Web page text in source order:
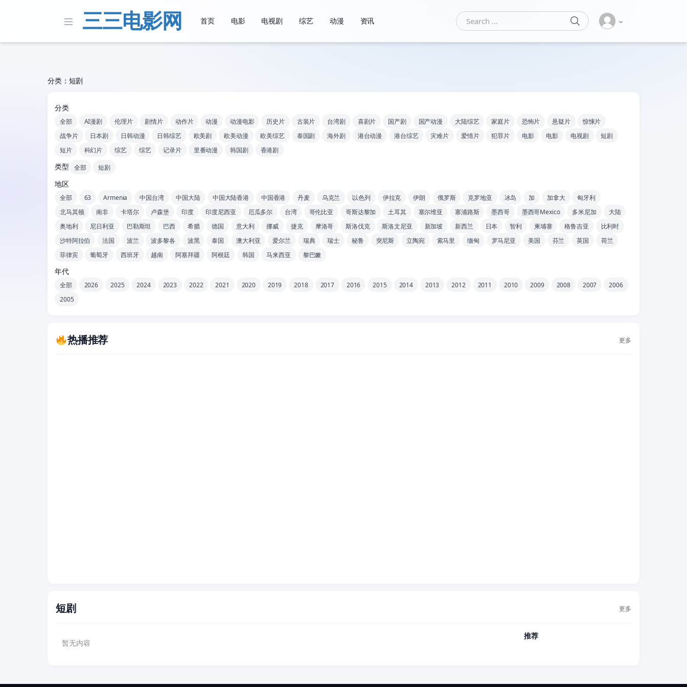
三三电影网 首页 电影 电视剧 综艺 动漫 资讯
Search for:
SEARCH
分类：短剧
分类
全部 AI漫剧 伦理片 剧情片 动作片 动漫 动漫电影 历史片 古装片 台湾剧 喜剧片 国产剧 国产动漫 大陆综艺 家庭片 恐怖片 悬疑片
惊悚片
战争片
日本剧 日韩动漫 日韩综艺 欧美剧 欧美动漫 欧美综艺 泰国剧 海外剧 港台动漫 港台综艺 灾难片 爱情片 犯罪片 电影 电影 电视剧
短剧
短片
科幻片 综艺 综艺 记录片 里番动漫 韩国剧 香港剧
类型 全部 短剧
地区
全部 63 Armenia 中国台湾 中国大陆 中国大陆香港 中国香港 丹麦 乌克兰 以色列 伊拉克 伊朗 俄罗斯 克罗地亚 冰岛 加 加拿大
匈牙利
北马其顿
南非 卡塔尔 卢森堡 印度 印度尼西亚 厄瓜多尔 台湾 哥伦比亚 哥斯达黎加 土耳其 塞尔维亚 塞浦路斯 墨西哥 墨西哥Mexico 多米尼加
大陆
奥地利
尼日利亚 巴勒斯坦 巴西 希腊 德国 意大利 挪威 捷克 摩洛哥 斯洛伐克 斯洛文尼亚 新加坡 新西兰 日本 智利 柬埔寨 格鲁吉亚
比利时
沙特阿拉伯
法国 波兰 波多黎各 波黑 泰国 澳大利亚 爱尔兰 瑞典 瑞士 秘鲁 突尼斯 立陶宛 索马里 缅甸 罗马尼亚 美国 芬兰 英国
荷兰
菲律宾
葡萄牙 西班牙 越南 阿塞拜疆 阿根廷 韩国 马来西亚 黎巴嫩
年代
全部 2026 2025 2024 2023 2022 2021 2020 2019 2018 2017 2016 2015 2014 2013 2012 2011 2010 2009 2008 2007
2006
2005
热播推荐 更多
短剧 更多
暂无内容
推荐